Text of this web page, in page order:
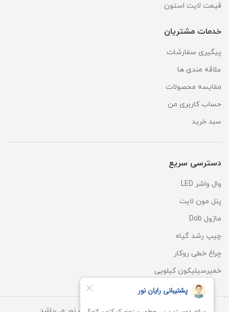
قیمت لایت استون
خدمات مشتریان
پیگیری سفارشات
علاقه مندی ها
مقایسه محصولات
حساب کاربری من
سبد خرید
دسترسی سریع
وال واشر LED
پنل مون لایت
ماژول Dob
چیپ رشد گیاه
چراغ خطی روکار
خمیرسیلیکون کیلویی